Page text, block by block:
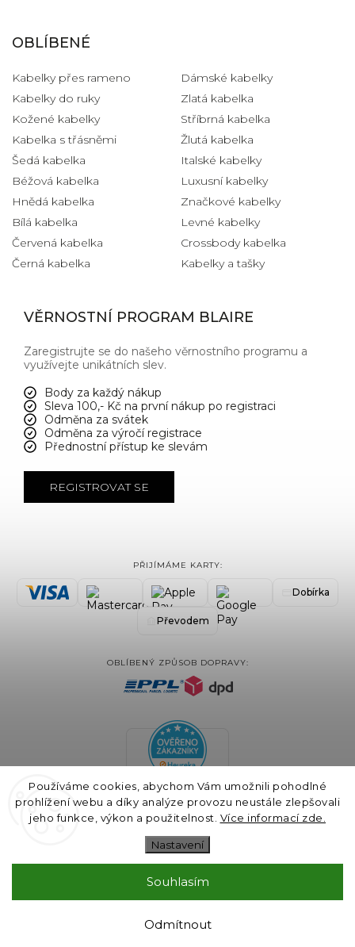
Používáme cookies, abychom Vám umožnili pohodlné
prohlížení webu a díky analýze provozu neustále zlepšovali
jeho funkce, výkon a použitelnost. Více informací zde.
Nastavení
Odmítnout
Souhlasím
OBLÍBENÉ
Kabelky přes rameno
Kabelky do ruky
Kožené kabelky
Kabelka s třásněmi
Šedá kabelka
Béžová kabelka
Hnědá kabelka
Bílá kabelka
Červená kabelka
Černá kabelka
Dámské kabelky
Zlatá kabelka
Stříbrná kabelka
Žlutá kabelka
Italské kabelky
Luxusní kabelky
Značkové kabelky
Levné kabelky
Crossbody kabelka
Kabelky a tašky
VĚRNOSTNÍ PROGRAM BLAIRE
Zaregistrujte se do našeho věrnostního programu a
využívejte unikátních slev.
Body za každý nákup
Sleva 100,- Kč na první nákup po registraci
Odměna za svátek
Odměna za výročí registrace
Přednostní přístup ke slevám
REGISTROVAT SE
PŘIJÍMÁME KARTY:
Dobírka
Převodem
OBLÍBENÝ ZPŮSOB DOPRAVY:
COPYRIGHT 2024 BLAIRE.CZ VŠECHNA PRÁVA VYHRAZENA
VYTVOŘILSHOPTET& DESIGN A KÓDOVÁNÍGALANDR.COM